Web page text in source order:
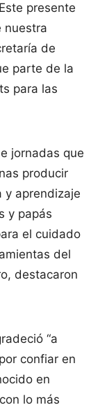
presente
nuestra
de
parte de la
para las
jornadas que
producir
y aprendizaje
y papás
el cuidado
del
destacaron
“a
confiar en
en
lo más